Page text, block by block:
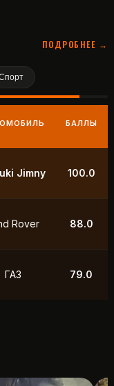
ПОДРОБНЕЕ →
БАЛЛЫ
УАЗ 250.0